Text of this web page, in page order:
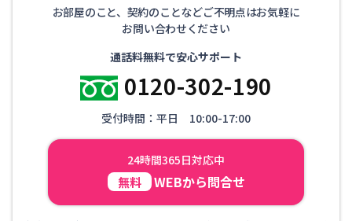
お部屋のこと、契約のことなどご不明点はお気軽に
お問い合わせください
通話料無料で安心サポート
0120-302-190
受付時間：平日 10:00-17:00
24時間365日対応中
無料 WEBから問合せ